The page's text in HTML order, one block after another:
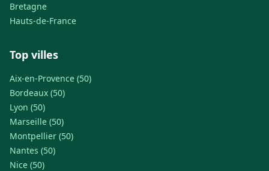
Bretagne
Hauts-de-France
Top villes
Aix-en-Provence (50)
Bordeaux (50)
Lyon (50)
Marseille (50)
Montpellier (50)
Nantes (50)
Nice (50)